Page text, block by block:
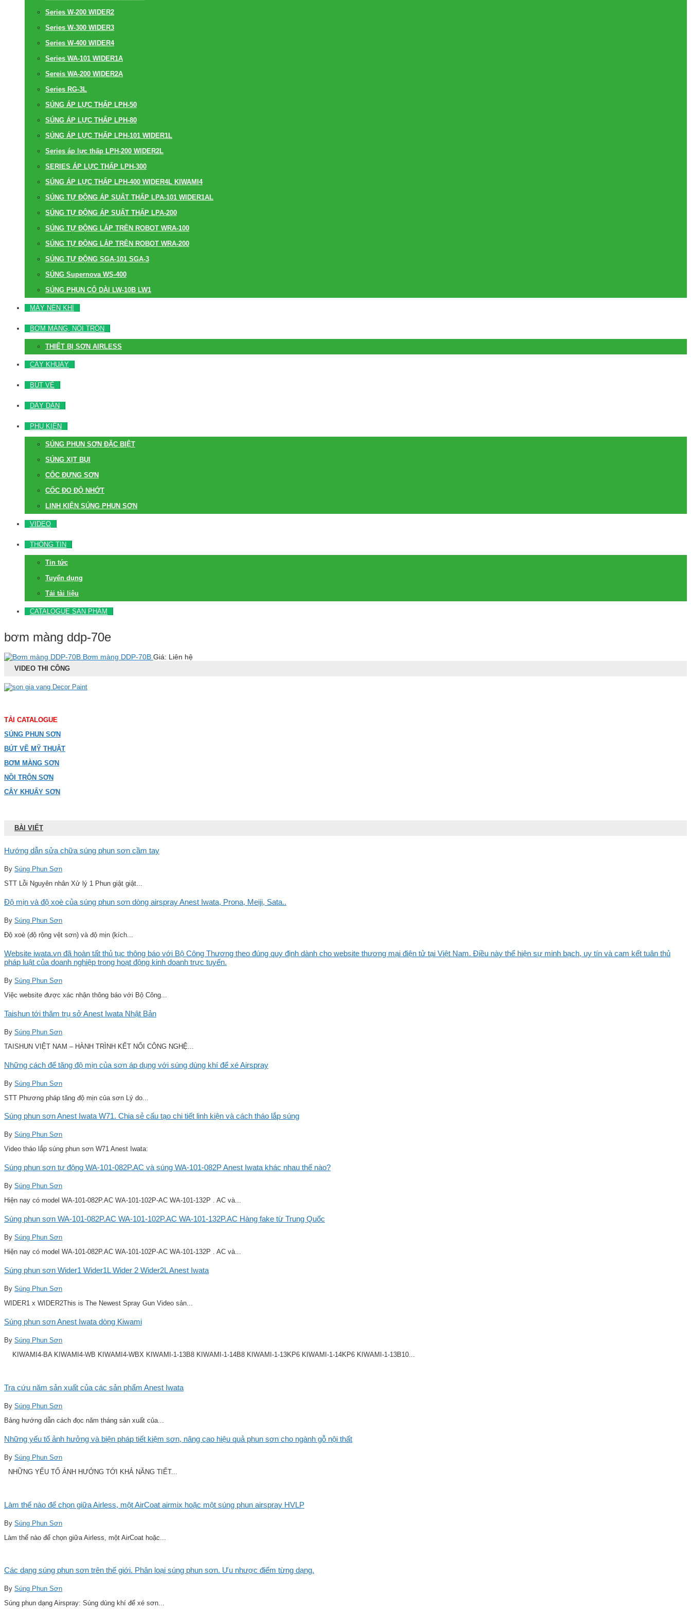
Series W-200 WIDER2
Series W-300 WIDER3
Series W-400 WIDER4
Series WA-101 WIDER1A
Sereis WA-200 WIDER2A
Series RG-3L
SÚNG ÁP LỰC THẤP LPH-50
SÚNG ÁP LỰC THẤP LPH-80
SÚNG ÁP LỰC THẤP LPH-101 WIDER1L
Series áp lực thấp LPH-200 WIDER2L
SERIES ÁP LỰC THẤP LPH-300
SÚNG ÁP LỰC THẤP LPH-400 WIDER4L KIWAMI4
SÚNG TỰ ĐỘNG ÁP SUẤT THẤP LPA-101 WIDER1AL
SÚNG TỰ ĐỘNG ÁP SUẤT THẤP LPA-200
SÚNG TỰ ĐỘNG LẮP TRÊN ROBOT WRA-100
SÚNG TỰ ĐỘNG LẮP TRÊN ROBOT WRA-200
SÚNG TỰ ĐỘNG SGA-101 SGA-3
SÚNG Supernova WS-400
SÚNG PHUN CỔ DÀI LW-10B LW1
MÁY NÉN KHÍ
BƠM MÀNG, NỒI TRỘN
THIẾT BỊ SƠN AIRLESS
CÂY KHUẤY
BÚT VẼ
DÂY DẪN
PHỤ KIỆN
SÚNG PHUN SƠN ĐẶC BIỆT
SÚNG XỊT BỤI
CỐC ĐỰNG SƠN
CỐC ĐO ĐỘ NHỚT
LINH KIỆN SÚNG PHUN SƠN
VIDEO
THÔNG TIN
Tin tức
Tuyển dụng
Tải tài liệu
CATALOGUE SẢN PHẨM
bơm màng ddp-70e
Bơm màng DDP-70B Giá: Liên hệ
VIDEO THI CÔNG
TẢI CATALOGUE
SÚNG PHUN SƠN
BÚT VẼ MỸ THUẬT
BƠM MÀNG SƠN
NỒI TRỘN SƠN
CÂY KHUẤY SƠN
BÀI VIẾT
Hướng dẫn sửa chữa súng phun sơn cầm tay
By Súng Phun Sơn
STT Lỗi Nguyên nhân Xử lý 1 Phun giật giật...
Độ mịn và độ xoè của súng phun sơn dòng airspray Anest Iwata, Prona, Meiji, Sata..
By Súng Phun Sơn
Độ xoè (độ rộng vệt sơn) và độ mịn (kích...
Website iwata.vn đã hoàn tất thủ tục thông báo với Bộ Công Thương theo đúng quy định dành cho website thương mại điện tử tại Việt Nam. Điều này thể hiện sự minh bạch, uy tín và cam kết tuân thủ
pháp luật của doanh nghiệp trong hoạt động kinh doanh trực tuyến.
By Súng Phun Sơn
Việc website được xác nhận thông báo với Bộ Công...
Taishun tới thăm trụ sở Anest Iwata Nhật Bản
By Súng Phun Sơn
TAISHUN VIỆT NAM – HÀNH TRÌNH KẾT NỐI CÔNG NGHỆ...
Những cách để tăng độ mịn của sơn áp dụng với súng dùng khí để xé Airspray
By Súng Phun Sơn
STT Phương pháp tăng độ mịn của sơn Lý do...
Súng phun sơn Anest Iwata W71. Chia sẻ cấu tạo chi tiết linh kiện và cách tháo lắp súng
By Súng Phun Sơn
Video tháo lắp súng phun sơn W71 Anest Iwata:
Súng phun sơn tự động WA-101-082P.AC và súng WA-101-082P Anest Iwata khác nhau thế nào?
By Súng Phun Sơn
Hiện nay có model WA-101-082P.AC WA-101-102P-AC WA-101-132P . AC và...
Súng phun sơn WA-101-082P.AC WA-101-102P.AC WA-101-132P.AC Hàng fake từ Trung Quốc
By Súng Phun Sơn
Hiện nay có model WA-101-082P.AC WA-101-102P-AC WA-101-132P . AC và...
Súng phun sơn Wider1 Wider1L Wider 2 Wider2L Anest Iwata
By Súng Phun Sơn
WIDER1 x WIDER2This is The Newest Spray Gun Video sản...
Súng phun sơn Anest Iwata dòng Kiwami
By Súng Phun Sơn
KIWAMI4-BA KIWAMI4-WB KIWAMI4-WBX KIWAMI-1-13B8 KIWAMI-1-14B8 KIWAMI-1-13KP6 KIWAMI-1-14KP6 KIWAMI-1-13B10...
Tra cứu năm sản xuất của các sản phẩm Anest Iwata
By Súng Phun Sơn
Bảng hướng dẫn cách đọc năm tháng sản xuất của...
Những yếu tố ảnh hưởng và biện pháp tiết kiệm sơn, nâng cao hiệu quả phun sơn cho ngành gỗ nội thất
By Súng Phun Sơn
NHỮNG YẾU TỐ ẢNH HƯỞNG TỚI KHẢ NĂNG TIẾT...
Làm thế nào để chọn giữa Airless, một AirCoat airmix hoặc một súng phun airspray HVLP
By Súng Phun Sơn
Làm thế nào để chọn giữa Airless, một AirCoat hoặc...
Các dạng súng phun sơn trên thế giới. Phân loại súng phun sơn. Ưu nhược điểm từng dạng.
By Súng Phun Sơn
Súng phun dạng Airspray: Súng dùng khí để xé sơn...